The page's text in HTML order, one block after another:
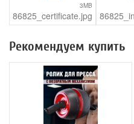
3MB
86825_certificate.jpg
Рекомендуем купить